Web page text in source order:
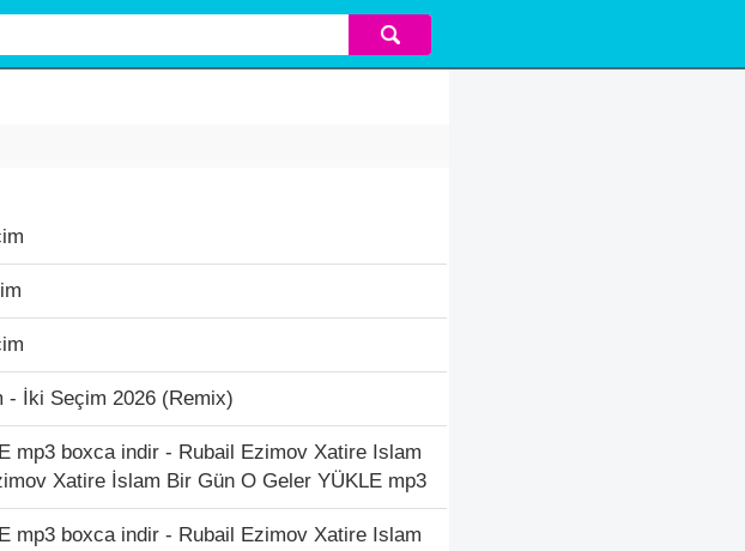
- İki Seçim 2026 (Remix)
mp3 boxca indir - Rubail Ezimov Xatire Islam
Xatire İslam Bir Gün O Geler YÜKLE mp3
mp3 boxca indir - Rubail Ezimov Xatire Islam